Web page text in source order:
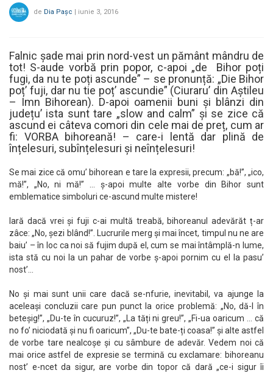
de Dia Pașc | iunie 3, 2016
Falnic șade mai prin nord-vest un pământ mândru de
tot! S-aude vorbă prin popor, c-apoi „de Bihor poți
fugi, da nu te poți ascunde” – se pronunță: „Die Bihor
poț’ fuji, dar nu tie poț’ ascundie” (Ciuraru’ din Aștileu
– Imn Bihorean). D-apoi oamenii buni și blânzi din
județu’ ista sunt tare „slow and calm” și se zice că
ascund ei câteva comori din cele mai de preț, cum ar
fi: VORBA bihoreană! – care-i lentă dar plină de
înțelesuri, subînțelesuri și neînțelesuri!
Se mai zice că omu’ bihorean e tare la expresii, precum: „bă!”, „ico,
mă!”, „No, ni mă!” … ș-apoi multe alte vorbe din Bihor sunt
emblematice simboluri ce-ascund multe mistere!
Iară dacă vrei și fuji c-ai multă treabă, bihoreanul adevărăt ț-ar
zâce: „No, șezi blând!”. Lucrurile merg și mai încet, timpul nu ne are
baiu’ – în loc ca noi să fujim după el, cum se mai întâmplă-n lume,
ista stă cu noi la un pahar de vorbe ș-apoi pornim cu el la pasu’
nost’…
No și mai sunt unii care dacă se-nfurie, inevitabil, va ajunge la
aceleași concluzii care pun punct la orice problemă: „No, dă-l în
beteșig!”, „Du-te în cucuruz!”, „La tăți ni greu!”, „Fi-ua oaricum … că
no fo’ niciodată și nu fi oaricum”, „Du-te bate-ți coasa!” și alte astfel
de vorbe tare nealcoșe și cu sâmbure de adevăr. Vedem noi că
mai orice astfel de expresie se termină cu exclamare: bihoreanu
nost’ e-ncet da sigur, are vorbe din topor că dară „ce-i sigur îi